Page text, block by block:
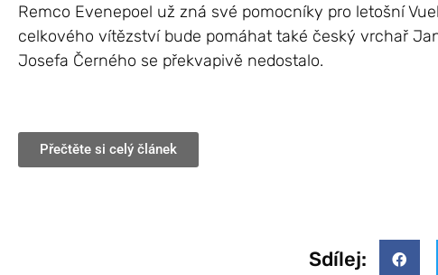
Remco Evenepoel už zná své pomocníky pro letošní
celkového vítězství bude pomáhat také český vrchař
Josefa Černého se překvapivě nedostalo.
Přečtěte si celý článek
Sdílej: